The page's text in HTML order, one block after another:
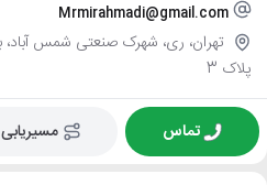
Mrmirahmadi@gmail.com
پلاک 3
تماس مسیریابی